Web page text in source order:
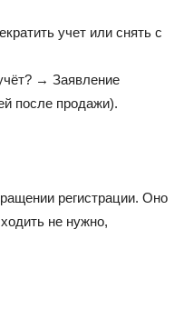
учет или снять с
→ Заявление
после продажи).
регистрации. Оно
не нужно,